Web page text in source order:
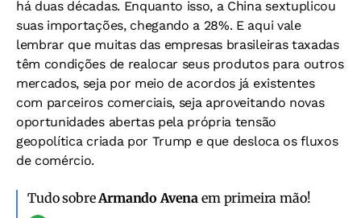
há duas décadas. Enquanto isso, a China sextuplicou
suas importações, chegando a 28%. E aqui vale
lembrar que muitas das empresas brasileiras taxadas
têm condições de realocar seus produtos para outros
mercados, seja por meio de acordos já existentes
com parceiros comerciais, seja aproveitando novas
oportunidades abertas pela própria tensão
geopolítica criada por Trump e que desloca os fluxos
de comércio.
Tudo sobreArmando Avena em primeira mão!